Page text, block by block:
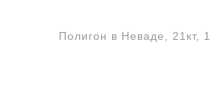
Полигон в Неваде, 21кт,